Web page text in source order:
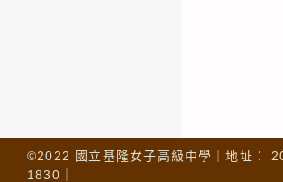
©2022 國立基隆女子高級中學｜地址：
1830｜